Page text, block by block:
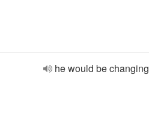
he would be changing